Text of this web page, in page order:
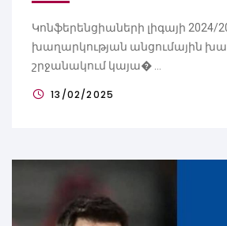
Կոնֆերենցիաների լիգայի 2024/
խաղարկության անցումային
շրջանակում կայա� ...
13/02/2025